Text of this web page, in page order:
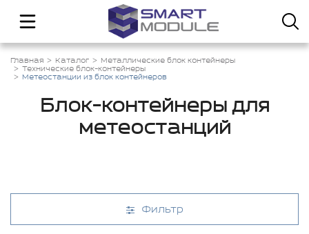
Главная Каталог
Металлические блок контейнеры
Технические блок-контейнеры
Метеостанции из блок контейнеров
Блок-контейнеры для
метеостанций
Фильтр